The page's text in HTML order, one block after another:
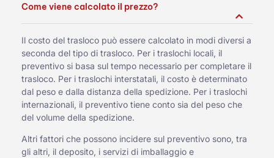
Come viene calcolato il prezzo?
Il costo del trasloco può essere calcolato in modi diversi a
seconda del tipo di trasloco. Per i traslochi locali, il
preventivo si basa sul tempo necessario per completare il
trasloco. Per i traslochi interstatali, il costo è determinato
dal peso e dalla distanza della spedizione. Per i traslochi
internazionali, il preventivo tiene conto sia del peso che
del volume della spedizione.
Altri fattori che possono incidere sul preventivo sono, tra
gli altri, il deposito, i servizi di imballaggio e